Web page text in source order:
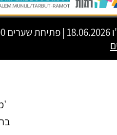
18.06.2026 | פתיחת שערים 20:00 | שעת התחלה 20:30